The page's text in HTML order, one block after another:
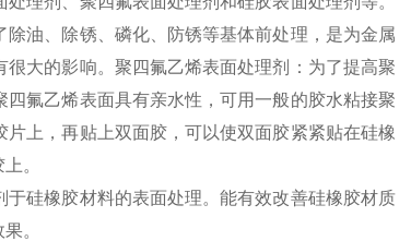
油、除锈、磷化、防锈等基体前处理，是为金属
大的影响。聚四氟乙烯表面处理剂：为了提高聚
氟乙烯表面具有亲水性，可用一般的胶水粘接聚
上，再贴上双面胶，可以使双面胶紧紧贴在硅橡
。
硅橡胶材料的表面处理。能有效改善硅橡胶材质
。